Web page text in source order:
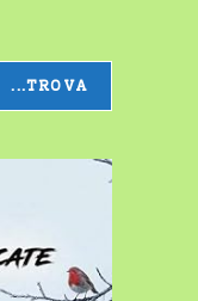
sul
...TROVA